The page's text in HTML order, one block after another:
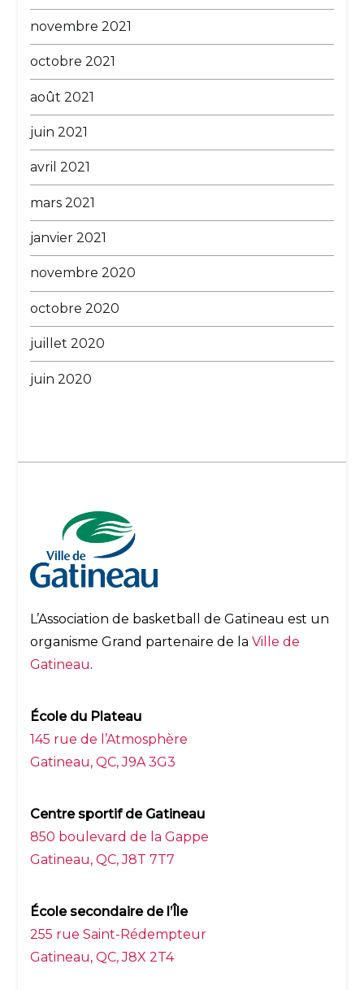
novembre 2021
octobre 2021
août 2021
juin 2021
avril 2021
mars 2021
janvier 2021
novembre 2020
octobre 2020
juillet 2020
juin 2020
L’Association de basketball de Gatineau est un
organisme Grand partenaire de laVille de
Gatineau.
École du Plateau
145 rue de l’Atmosphère
Gatineau, QC, J9A 3G3
Centre sportif de Gatineau
850 boulevard de la Gappe
Gatineau, QC, J8T 7T7
École secondaire de l’Île
255 rue Saint-Rédempteur
Gatineau, QC, J8X 2T4